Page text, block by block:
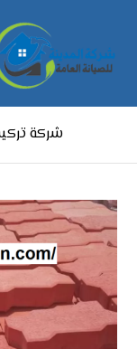
شركة تركيب